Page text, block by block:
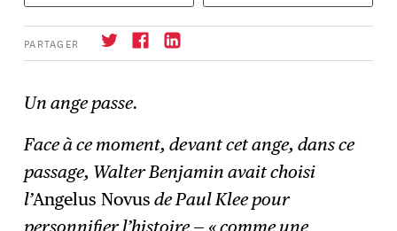
PARTAGER
→ S'abonner
Un ange passe.
Face à ce moment, devant cet ange, dans ce
passage, Walter Benjamin avait choisi
l’Angelus Novus de Paul Klee pour
personnifier l’histoire — « comme une